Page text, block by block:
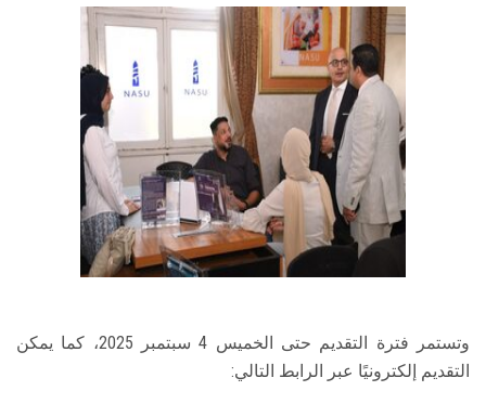
وتستمر فترة التقديم حتى الخميس 4 سبتمبر 2025، كما يمكن
التقديم إلكترونيًا عبر الرابط التالي: